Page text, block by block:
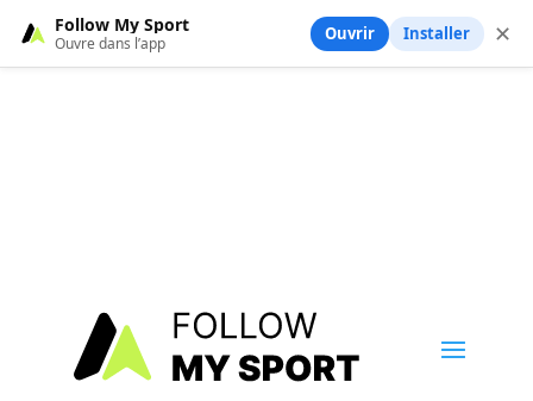
Follow My Sport
Ouvre dans l’app Ouvrir Installer ✕